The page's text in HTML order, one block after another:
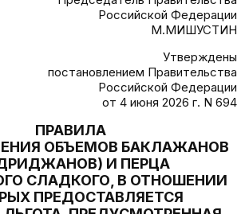
Российской Федерации
М.МИШУСТИН
Утверждены
постановлением Правительства
Российской Федерации
от 4 июня 2026 г. N 694
ПРАВИЛА
ОБЪЕМОВ БАКЛАЖАНОВ
И ПЕРЦА
СЛАДКОГО, В ОТНОШЕНИИ
ПРЕДОСТАВЛЯЕТСЯ